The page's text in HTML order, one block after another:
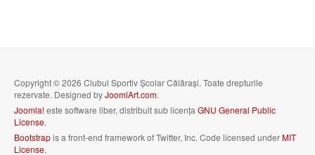
Copyright © 2026 Clubul Sportiv Școlar Călărași. Toate drepturile
rezervate. Designed byJoomlArt.com.
Joomla!este software liber, distribuit sub licența GNU General Public
License.
Bootstrapis a front-end framework of Twitter, Inc. Code licensed underMIT
License.